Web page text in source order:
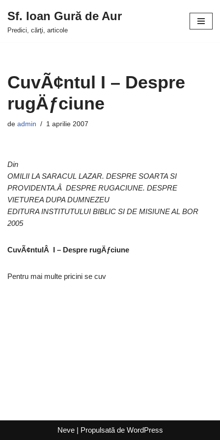
Sari
Sf. Ioan Gură de Aur
Predici, cărţi, articole
CuvÃ¢ntul I – Despre
rugÄƒciune
de admin 1 aprilie 2007
Din
OMILII LA SARACUL LAZAR. DESPRE SOARTA SI
PROVIDENTA.Â DESPRE RUGACIUNE. DESPRE
VIETUREA DUPA DUMNEZEU
EDITURA INSTITUTULUI BIBLIC SI DE MISIUNE AL BOR
2005
CuvÃ¢ntulÂ I – Despre rugÄƒciune
Pentru mai multe pricini se cuv
Neve| Propulsată de WordPress